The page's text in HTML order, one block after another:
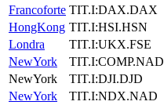
Francoforte TIT.I:DAX.DAX
HongKong TIT.I:HSI.HSN
Londra
TIT.I:UKX.FSE
NewYork
TIT.I:COMP.NAD
NewYork
TIT.I:DJI.DJD
NewYork
TIT.I:NDX.NAD